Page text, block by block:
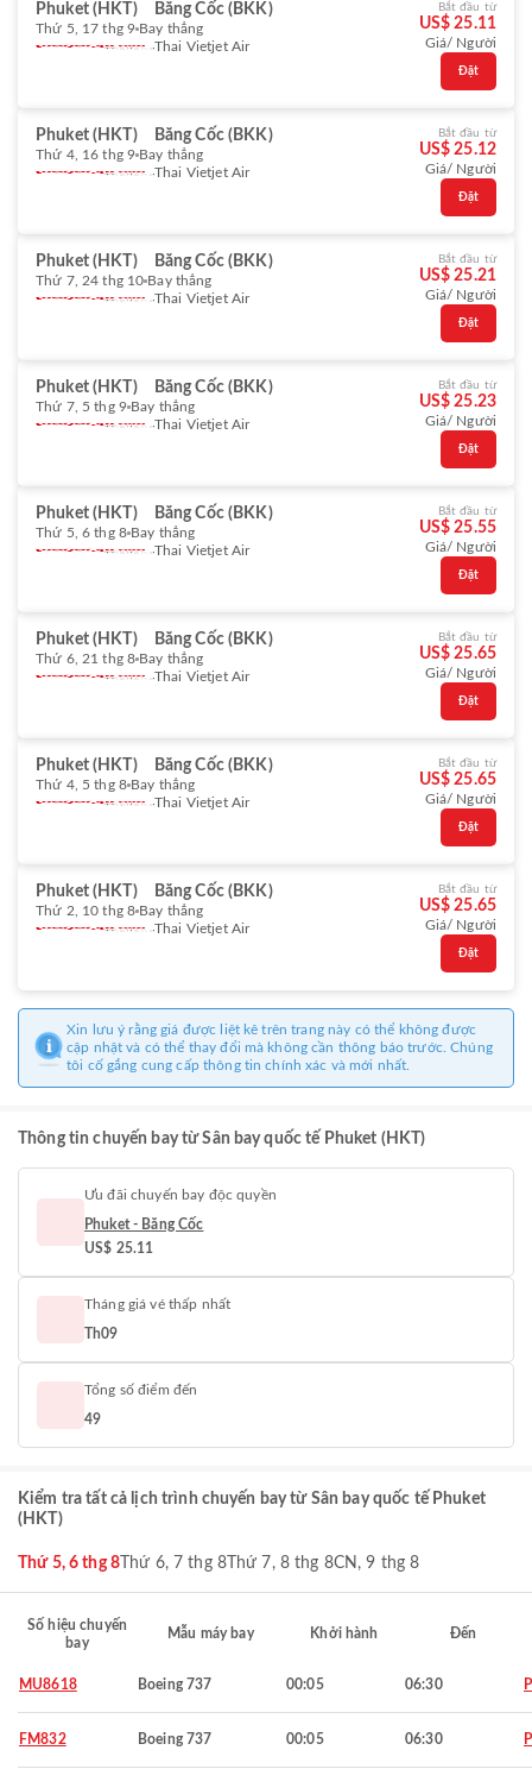
Phuket (HKT) Băng Cốc (BKK)
Thứ 5, 17 thg 9 Bay thẳng
Thai Vietjet Air
Bắt đầu từ
US$ 25.11
Giá/ Người
Đặt
Phuket (HKT) Băng Cốc (BKK)
Thứ 4, 16 thg 9 Bay thẳng
Thai Vietjet Air
Bắt đầu từ
US$ 25.12
Giá/ Người
Đặt
Phuket (HKT) Băng Cốc (BKK)
Thứ 7, 24 thg 10 Bay thẳng
Thai Vietjet Air
Bắt đầu từ
US$ 25.21
Giá/ Người
Đặt
Phuket (HKT) Băng Cốc (BKK)
Thứ 7, 5 thg 9 Bay thẳng
Thai Vietjet Air
Bắt đầu từ
US$ 25.23
Giá/ Người
Đặt
Phuket (HKT) Băng Cốc (BKK)
Thứ 5, 6 thg 8 Bay thẳng
Thai Vietjet Air
Bắt đầu từ
US$ 25.55
Giá/ Người
Đặt
Phuket (HKT) Băng Cốc (BKK)
Thứ 6, 21 thg 8 Bay thẳng
Thai Vietjet Air
Bắt đầu từ
US$ 25.65
Giá/ Người
Đặt
Phuket (HKT) Băng Cốc (BKK)
Thứ 4, 5 thg 8 Bay thẳng
Thai Vietjet Air
Bắt đầu từ
US$ 25.65
Giá/ Người
Đặt
Phuket (HKT) Băng Cốc (BKK)
Thứ 2, 10 thg 8 Bay thẳng
Thai Vietjet Air
Bắt đầu từ
US$ 25.65
Giá/ Người
Đặt
Xin lưu ý rằng giá được liệt kê trên trang này có thể không được
cập nhật và có thể thay đổi mà không cần thông báo trước. Chúng
tôi cố gắng cung cấp thông tin chính xác và mới nhất.
Thông tin chuyến bay từ Sân bay quốc tế Phuket (HKT)
Ưu đãi chuyến bay độc quyền
Phuket - Băng Cốc
US$ 25.11
Tháng giá vé thấp nhất
Th09
Tổng số điểm đến
49
Kiểm tra tất cả lịch trình chuyến bay từ Sân bay quốc tế Phuket
(HKT)
Thứ 5, 6 thg 8Thứ 6, 7 thg 8Thứ 7, 8 thg 8CN, 9 thg 8
Số hiệu chuyến
bay
Mẫu máy bay Khởi hành Đến
MU8618 Boeing 737 00:05 06:30
FM832 Boeing 737 00:05 06:30